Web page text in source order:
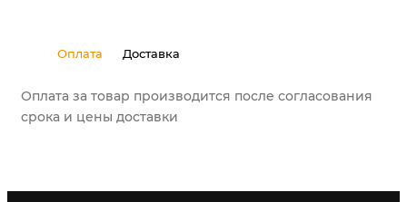
Оплата Доставка
Оплата за товар производится после согласования
срока и цены доставки